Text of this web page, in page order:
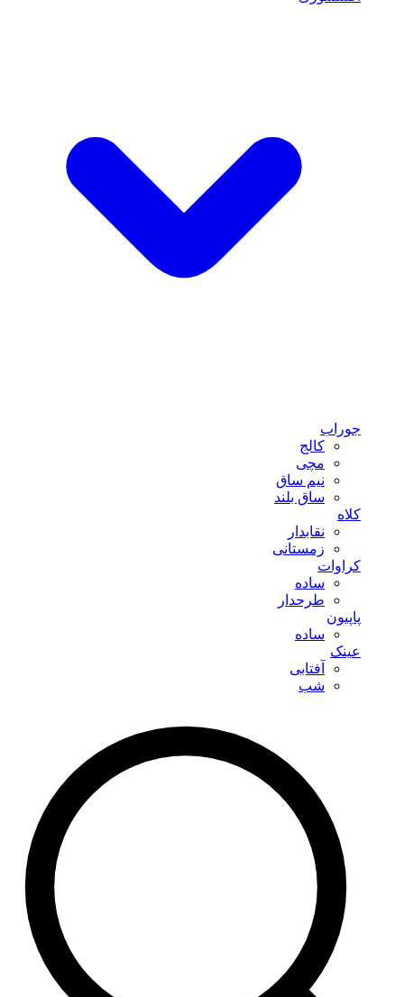
جوراب
کالج
مچی
نیم ساق
ساق بلند
کلاه
نقابدار
زمستانی
کراوات
ساده
طرحدار
پاپیون
ساده
عینک
آفتابی
شب